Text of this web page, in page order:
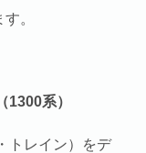
。
系）
レイン）をデ